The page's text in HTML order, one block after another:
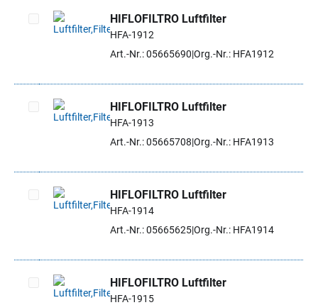
Artikel auswählen
HIFLOFILTRO Luftfilter
HFA-1912
Art.-Nr.: 05665690 Org.-Nr.: HFA1912
Artikel auswählen
HIFLOFILTRO Luftfilter
HFA-1913
Art.-Nr.: 05665708 Org.-Nr.: HFA1913
Artikel auswählen
HIFLOFILTRO Luftfilter
HFA-1914
Art.-Nr.: 05665625Org.-Nr.: HFA1914
HIFLOFILTRO Luftfilter
HFA-1915